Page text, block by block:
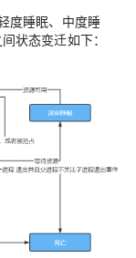
度睡眠、中度睡
状态变迁如下：